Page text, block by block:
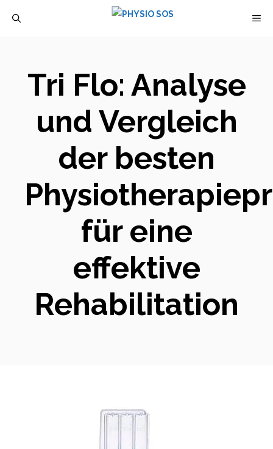
Tri Flo: Analyse
und Vergleich
der besten
für eine
effektive
Rehabilitation